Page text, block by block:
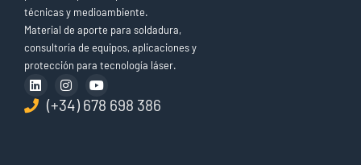
técnicas y medioambiente.
Material de aporte para soldadura,
consultoría de equipos, aplicaciones y
protección para tecnología láser.
(+34) 678 698 386